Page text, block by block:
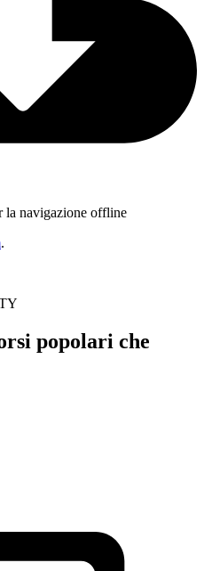
la navigazione offline
.
popolari che